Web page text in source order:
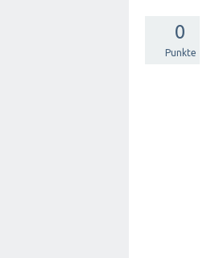
0
Punkte